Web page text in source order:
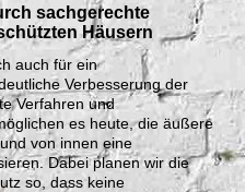
sachgerechte
Häusern
auch für ein
Verbesserung der
Verfahren und
es heute, die äußere
von innen eine
Dabei planen wir die
so, dass keine